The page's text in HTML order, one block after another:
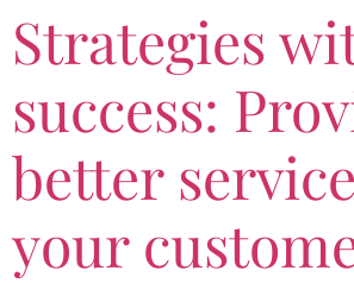
Strategies
success:
better
your